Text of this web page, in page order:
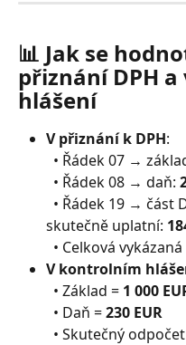
📊 Jak se
přiznání DPH
hlášení
V přiznání k DPH:
• Řádek 07 →
• Řádek 08 → daň:
• Řádek 19 → část
skutečně uplatní:
• Celková
V kontrolním
• Základ = 1 000
• Daň = 230 EUR
• Skutečný